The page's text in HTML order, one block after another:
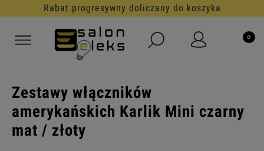
Rabat progresywny doliczany do koszyka
Zestawy włączników
amerykańskich Karlik Mini czarny
mat / złoty